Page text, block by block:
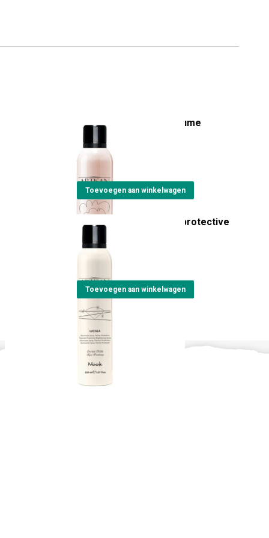
Artisan Puff styling volume
mouse
€ 23,55
Toevoegen aan winkelwagen
Artisan Lucilla thermal protective
brightening spray
€
Toevoegen aan winkelwagen